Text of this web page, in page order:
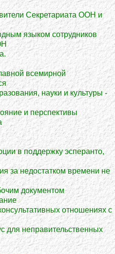
Секретариата ООН и
языком сотрудников
всемирной
науки и культуры -
и перспективы
в поддержку эсперанто,
за недостатком времени не
документом
отношениях с
для неправительственных